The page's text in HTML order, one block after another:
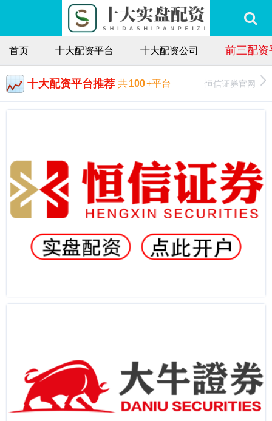
首页 十大配资平台 十大配资公司 前三配资
十大配资平台推荐 共100+平台 恒信证券官网